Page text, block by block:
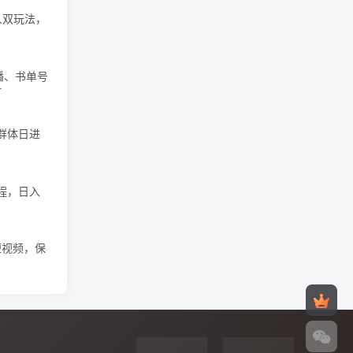
玩法，
书单号
体日进
，日入
频，保